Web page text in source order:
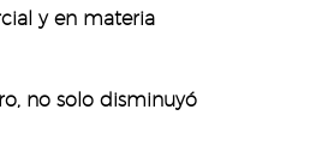
y en materia
no solo disminuyó